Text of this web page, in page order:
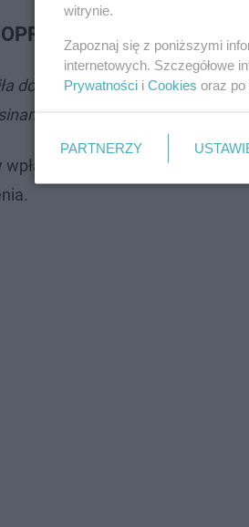
wców została
do właściciela. Uratowany w
za zaistniałą sytuację"
wpłacone przez turystów
witrynie.
Zapoznaj się z poniższymi
internetowych. Szczegółowe
Prywatności i Cookies oraz po
PARTNERZY